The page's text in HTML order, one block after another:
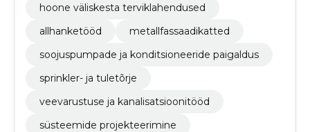
hoone väliskesta terviklahendused
allhanketööd
metallfassaadikatted
soojuspumpade ja konditsioneeride paigaldus
sprinkler- ja tuletõrje
veevarustuse ja kanalisatsioonitööd
süsteemide projekteerimine